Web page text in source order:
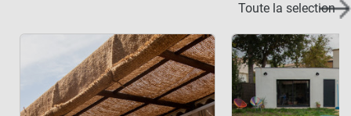
Toute la selection